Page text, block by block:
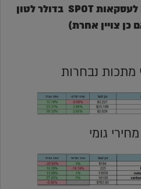
המחירים מתייחסים לעסקאות SPOT בדולר לטון
כן צויין אחרת)
מתכות נבחרות
גומי